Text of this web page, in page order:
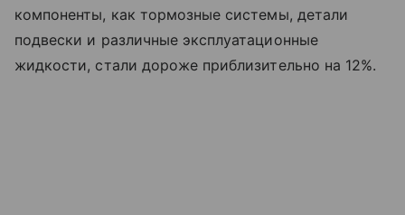
компоненты, как тормозные системы, детали
подвески и различные эксплуатационные
жидкости, стали дороже приблизительно на 12%.